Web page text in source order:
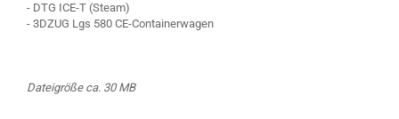
- DTG ICE-T (Steam)
- 3DZUG Lgs 580 CE-Containerwagen
Dateigröße ca. 30 MB